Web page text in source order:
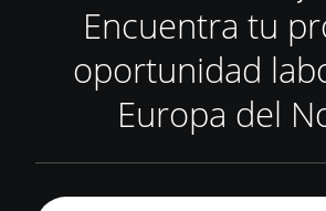
Encuentra tu
oportunidad
Europa del